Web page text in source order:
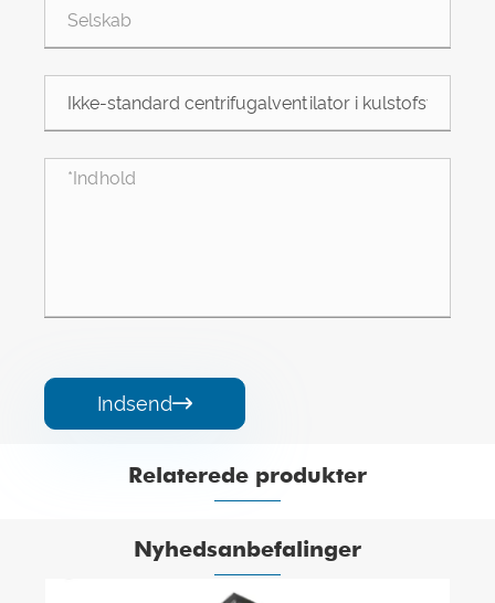
Indsend
Relaterede produkter
Nyhedsanbefalinger